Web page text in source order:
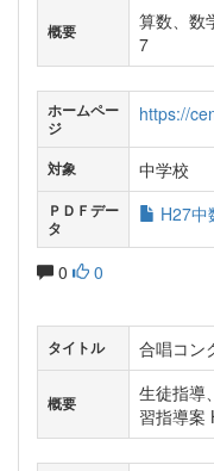
概要
算数、数
7
ホームペー
ジ
https://
対象 中学校
ＰＤＦデー
タ
H27中
0 0
タイトル 合唱コン
概要
生徒指導
習指導案